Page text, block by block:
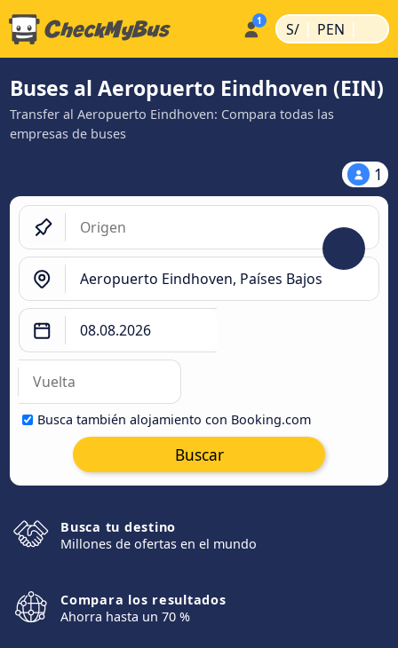
S/ | PEN |
Buses al Aeropuerto Eindhoven (EIN)
Transfer al Aeropuerto Eindhoven: Compara todas las
empresas de buses
1
Busca también alojamiento con Booking.com
Buscar
Busca tu destino
Millones de ofertas en el mundo
Compara los resultados
Ahorra hasta un 70 %